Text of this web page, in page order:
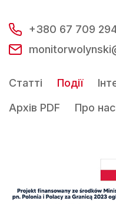
+380 67 709
Статті Події
Архів PDF
Про нас